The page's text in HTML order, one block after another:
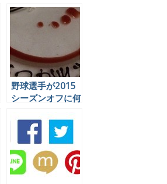
Twitter民はどう
見たか、まとめ
野球選手が2015
シーズンオフに何
Twitterで見てみ
よう